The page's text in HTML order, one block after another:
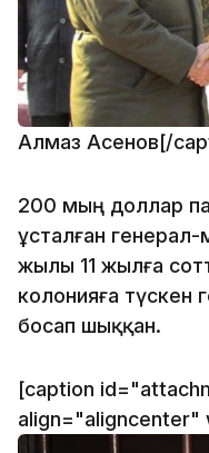
Алмаз Асенов[/
200 мың доллар
ұсталған генерал-
жылы 11 жылға
колонияға түскен
босап шыққан.
[caption